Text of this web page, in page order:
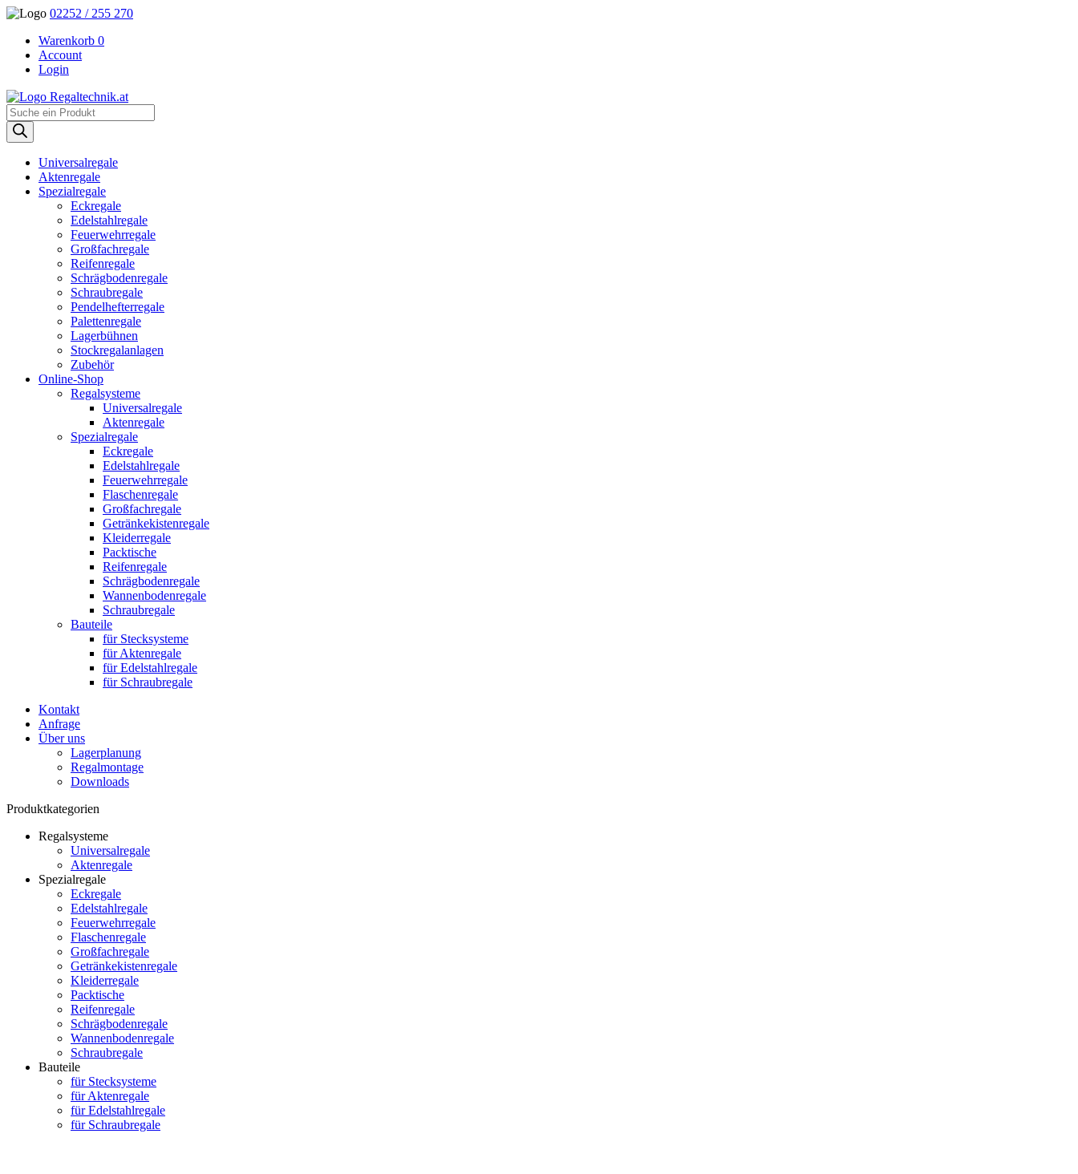
02252 / 255 270
Warenkorb 0
Account
Login
Regaltechnik.at
Products
search
Universalregale
Aktenregale
Spezialregale
Eckregale
Edelstahlregale
Feuerwehrregale
Großfachregale
Reifenregale
Schrägbodenregale
Schraubregale
Pendelhefterregale
Palettenregale
Lagerbühnen
Stockregalanlagen
Zubehör
Online-Shop
Regalsysteme
Universalregale
Aktenregale
Spezialregale
Eckregale
Edelstahlregale
Feuerwehrregale
Flaschenregale
Großfachregale
Getränkekistenregale
Kleiderregale
Packtische
Reifenregale
Schrägbodenregale
Wannenbodenregale
Schraubregale
Bauteile
für Stecksysteme
für Aktenregale
für Edelstahlregale
für Schraubregale
Kontakt
Anfrage
Über uns
Lagerplanung
Regalmontage
Downloads
Produktkategorien
Regalsysteme
Universalregale
Aktenregale
Spezialregale
Eckregale
Edelstahlregale
Feuerwehrregale
Flaschenregale
Großfachregale
Getränkekistenregale
Kleiderregale
Packtische
Reifenregale
Schrägbodenregale
Wannenbodenregale
Schraubregale
Bauteile
für Stecksysteme
für Aktenregale
für Edelstahlregale
für Schraubregale